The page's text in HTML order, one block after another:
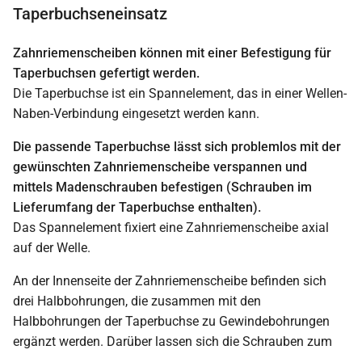
Taperbuchseneinsatz
Zahnriemenscheiben können mit einer Befestigung für
Taperbuchsen gefertigt werden.
Die Taperbuchse ist ein Spannelement, das in einer Wellen-
Naben-Verbindung eingesetzt werden kann.
Die passende Taperbuchse lässt sich problemlos mit der
gewünschten Zahnriemenscheibe verspannen und
mittels Madenschrauben befestigen (Schrauben im
Lieferumfang der Taperbuchse enthalten).
Das Spannelement fixiert eine Zahnriemenscheibe axial
auf der Welle.
An der Innenseite der Zahnriemenscheibe befinden sich
drei Halbbohrungen, die zusammen mit den
Halbbohrungen der Taperbuchse zu Gewindebohrungen
ergänzt werden. Darüber lassen sich die Schrauben zum